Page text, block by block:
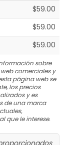
$59.00
$59.00
$59.00
sobre
comerciales y
página web se
los precios
y es
de una marca
que le interese.